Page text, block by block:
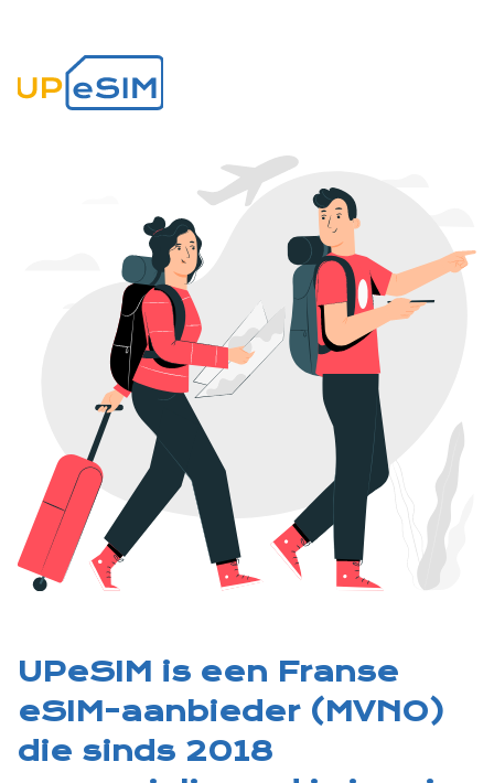
UPeSIM is een Franse
eSIM-aanbieder (MVNO)
die sinds 2018